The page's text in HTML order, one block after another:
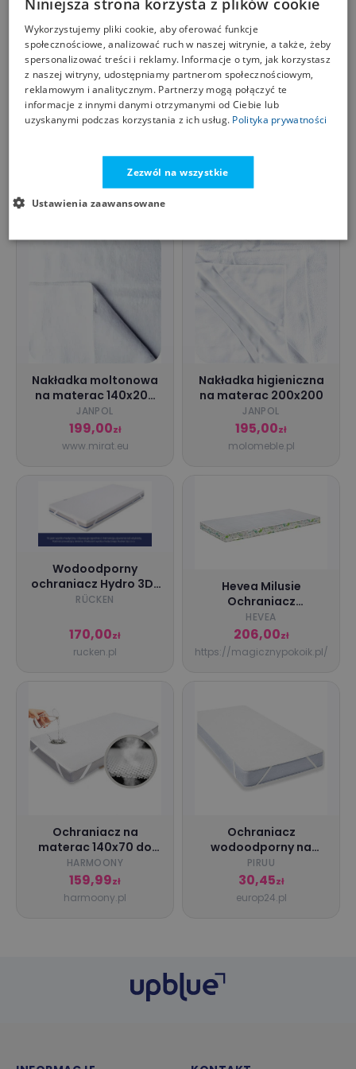
mirat.eu
Sleep Wodoodporny
do dostawki
Oddychający Podkład
Nakładka
Manufaktura
Materacy
Nakładka moltonowa
na materac 140x200
JANPOL
JANPOL
199,00zł
www.mirat.eu
Nakładka higieniczna
na materac 200x200
JANPOL
195,00zł
molomeble.pl
Wodoodporny
ochraniacz Hydro 3D :
Rozmiar - 180x80
RÜCKEN
170,00zł
rucken.pl
Hevea Milusie
Ochraniacz
wodoodporny 2w1
180x90
HEVEA
206,00zł
https://magicznypokoik.pl/
Ochraniacz na
materac 140x70 do
Łóżeczka Oddychający
Wodoodporny
HARMOONY
159,99zł
harmoony.pl
Ochraniacz
wodoodporny na
materac 120x200
podkład
PIRUU
30,45zł
europ24.pl
Wykorzystujemy pliki cookie, aby oferować funkcje
społecznościowe, analizować ruch w naszej witrynie, a także, żeby
spersonalizować treści i reklamy. Informacje o tym, jak korzystasz
z naszej witryny, udostępniamy partnerom społecznościowym,
reklamowym i analitycznym. Partnerzy mogą połączyć te
informacje z innymi danymi otrzymanymi od Ciebie lub
uzyskanymi podczas korzystania z ich usług. Polityka prywatności
Zezwól na wszystkie
Ustawienia zaawansowane